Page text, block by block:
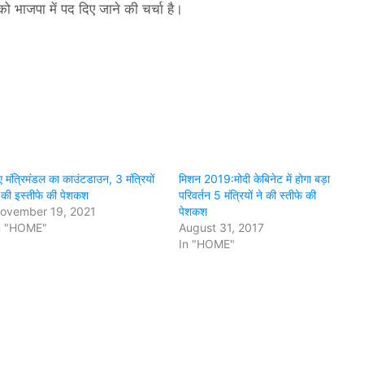
भाजपा में पद द‍िए जाने की चर्चा है।
मंत्रिमंडल का काउंटडाउन, 3 मंत्रियों
इस्तीफे की पेशकश
19, 2021
"HOME"
मिशन 2019:मोदी केबिनेट में होगा बड़ा
परिवर्तन 5 मंत्रियों ने की स्तीफे की
पेशकश
August 31, 2017
In "HOME"